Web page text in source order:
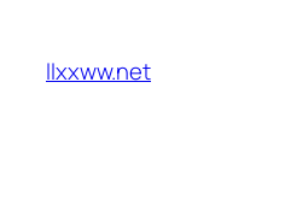
content
llxxww.net